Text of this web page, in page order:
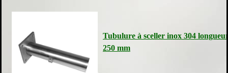
Tubulure à sceller inox 304
250 mm